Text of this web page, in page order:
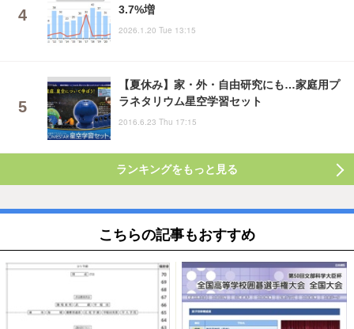
3.7%増
2026.1.20 Tue 13:15
【夏休み】家・外・自由研究にも…家庭用プ
ラネタリウム星空学習セット
2016.6.23 Thu 17:15
ランキングをもっと見る
こちらの記事もおすすめ